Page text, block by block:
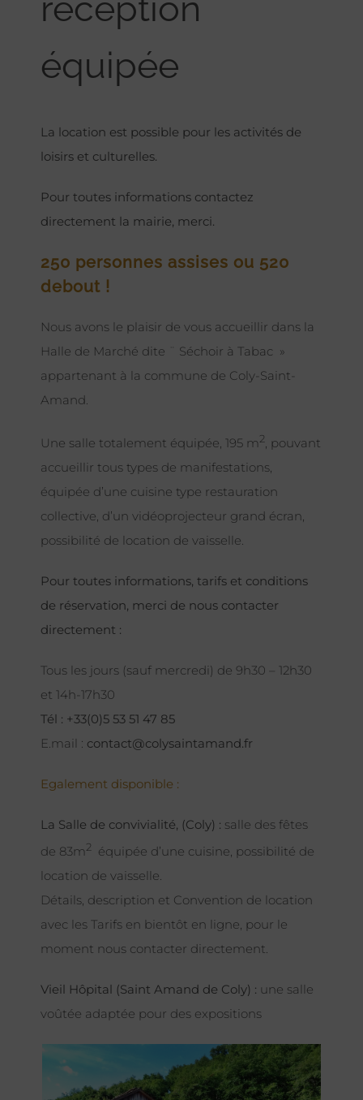
réception
équipée
La location est possible pour les activités de
loisirs et culturelles.
Pour toutes informations contactez
directement la mairie, merci.
250 personnes assises ou 520
debout !
Nous avons le plaisir de vous accueillir dans la
Halle de Marché dite ¨ Séchoir à Tabac »
appartenant à la commune de Coly-Saint-
Amand.
Une salle totalement équipée, 195 m2, pouvant
accueillir tous types de manifestations,
équipée d’une cuisine type restauration
collective, d’un vidéoprojecteur grand écran,
possibilité de location de vaisselle.
Pour toutes informations, tarifs et conditions
de réservation, merci de nous contacter
directement :
Tous les jours (sauf mercredi) de 9h30 – 12h30
et 14h-17h30
Tél : +33(0)5 53 51 47 85
E.mail : contact@colysaintamand.fr
Egalement disponible :
La Salle de convivialité, (Coly) : salle des fêtes
de 83m2 équipée d’une cuisine, possibilité de
location de vaisselle.
Détails, description et Convention de location
avec les Tarifs en bientôt en ligne, pour le
moment nous contacter directement.
Vieil Hôpital (Saint Amand de Coly) : une salle
voûtée adaptée pour des expositions